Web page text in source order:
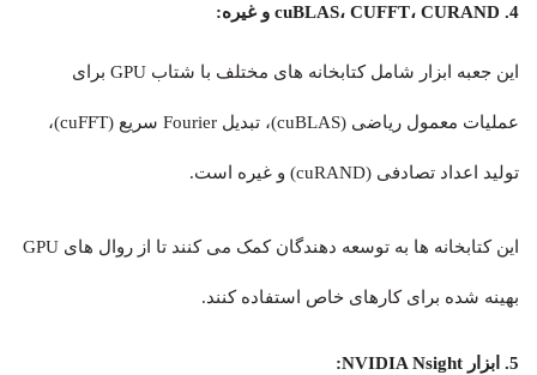
4. cuBLAS، CUFFT، CURAND و غیره:
این جعبه ابزار شامل کتابخانه های مختلف با شتاب GPU برای
عملیات معمول ریاضی (cuBLAS)، تبدیل Fourier سریع (cuFFT)،
تولید اعداد تصادفی (cuRAND) و غیره است.
این کتابخانه ها به توسعه دهندگان کمک می کنند تا از روال های GPU
بهینه شده برای کارهای خاص استفاده کنند.
5. ابزار NVIDIA Nsight: